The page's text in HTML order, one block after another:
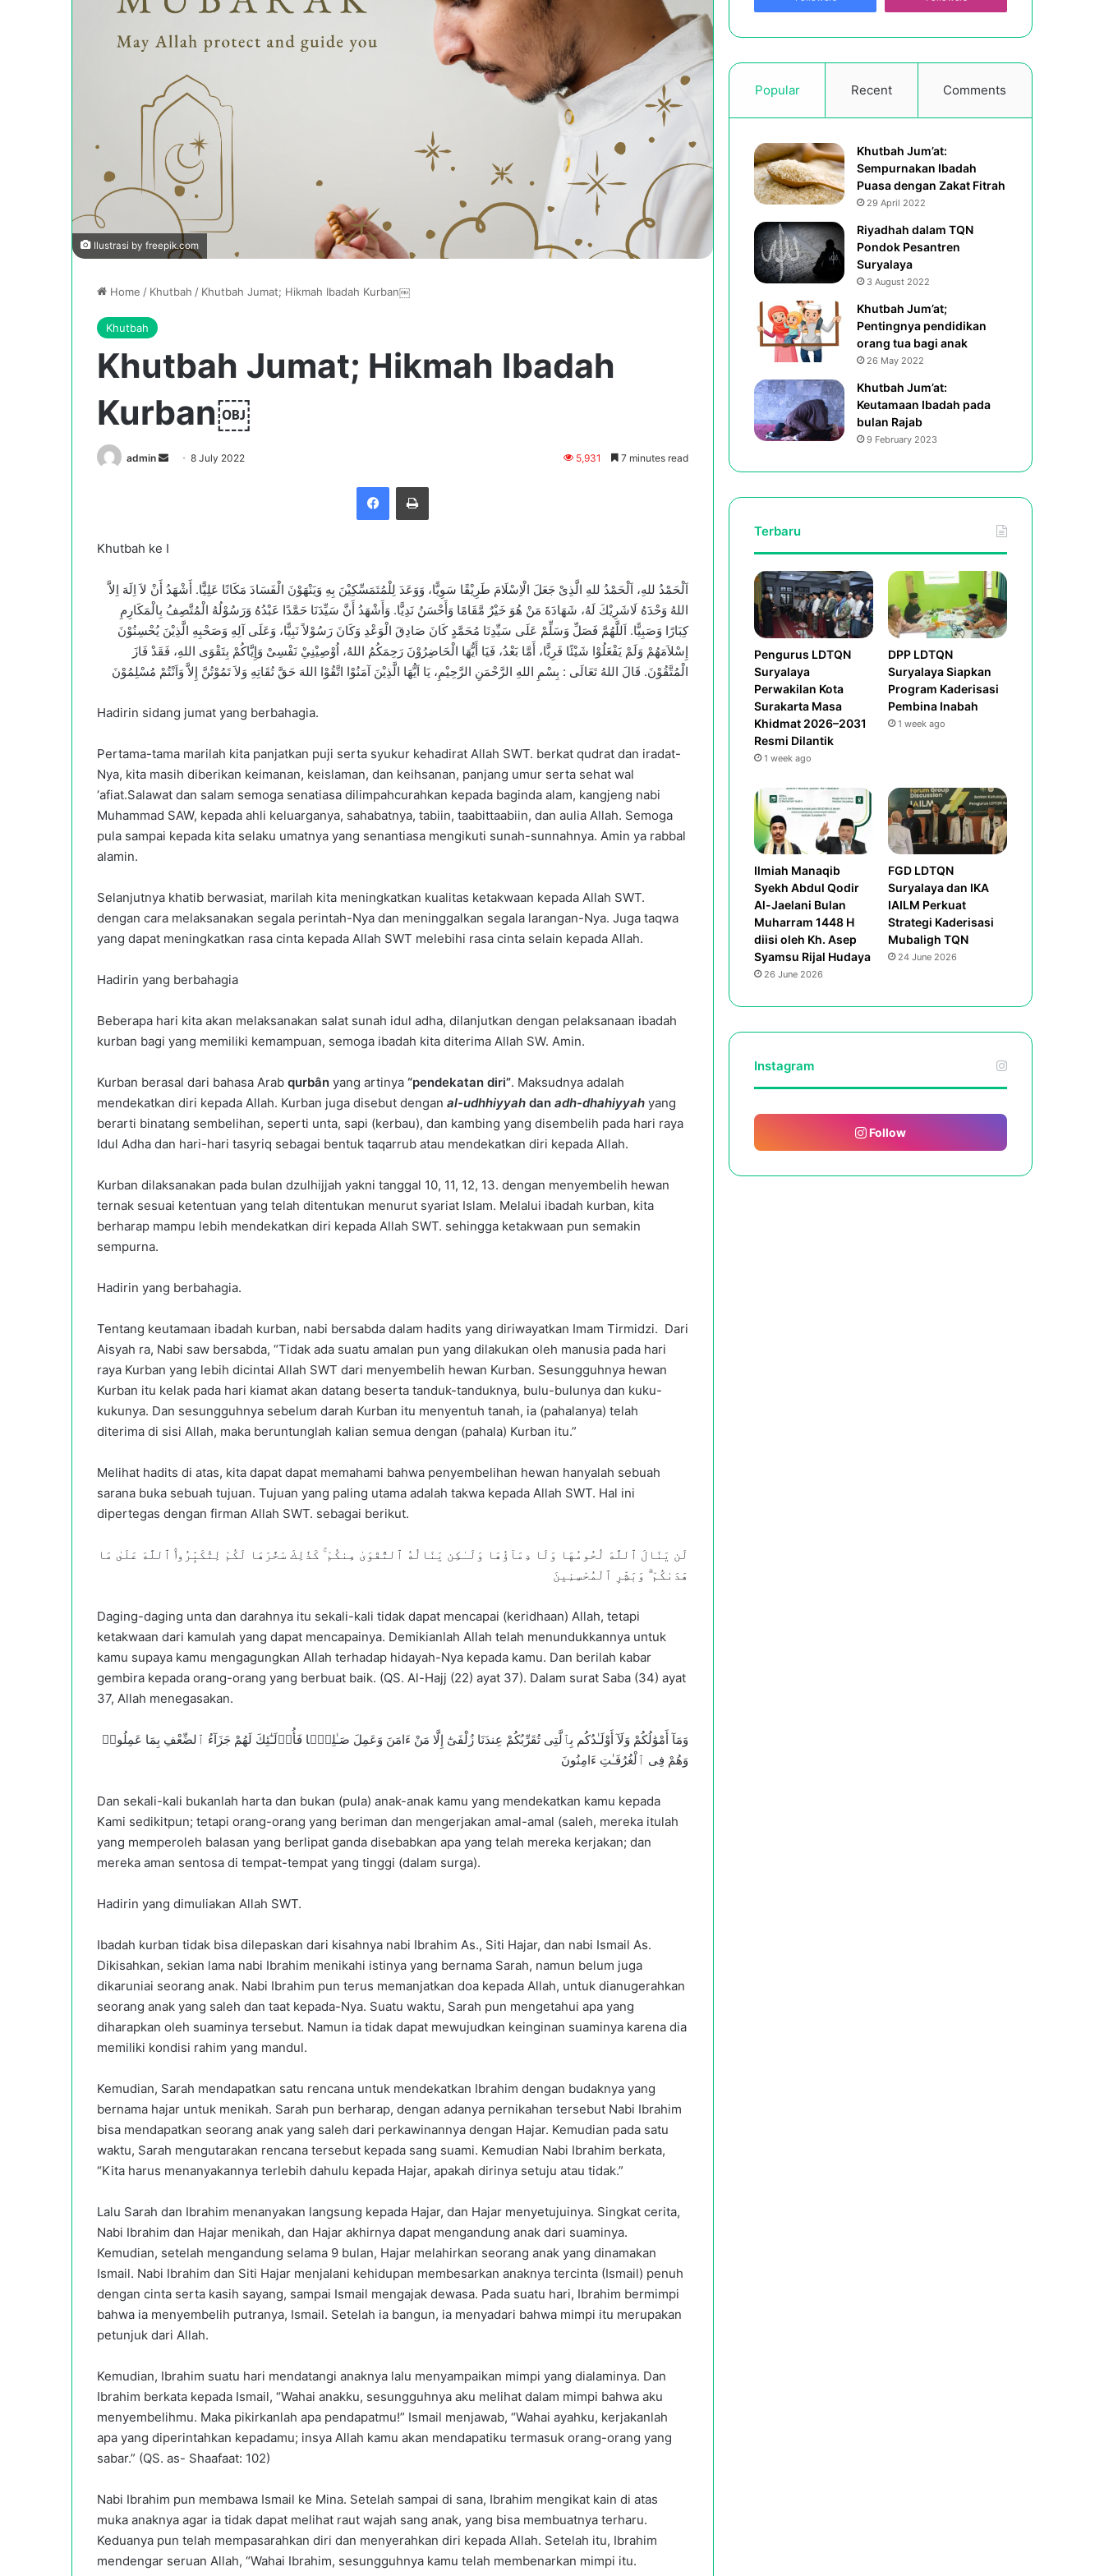
Ilustrasi by freepik.com
Home / Khutbah / Khutbah Jumat; Hikmah Ibadah Kurban￼
Khutbah
Khutbah Jumat; Hikmah Ibadah
Kurban￼
admin
Send8 July 2022 5,931 7 minutes read
FacebookPrint
Khutbah ke I
اَلْحَمْدُ للهِ، اَلْحَمْدُ للهِ الَّذِىْ جَعَلَ الْاِسْلَامَ طَرِيْقًا سَوِيًّا، وَوَعَدَ لِلْمُتَمَسِّكِيْنَ بِهِ وَيَنْهَوْنَ الْفَسَادَ مَكَانًا عَلِيًّا. أَشْهَدُ أَنْ لاَ اِلَهَ اِلاَّ
اللهُ وَحْدَهُ لَاشَرِيْكَ لَهُ، شَهَادَةَ مَنْ هُوَ خَيْرٌ مَّقَامًا وَأَحْسَنُ نَدِيًّا. وَأَشْهَدُ أَنَّ سَيِّدَنَا حَمَّدًا عَبْدُهُ وَرَسُوْلُهُ الْمُتَّصِفُ بِالْمَكَارِمِ
كِبَارًا وَصَبِيًّا. اَللَّهُمَّ فَصَلِّ وَسَلِّمْ عَلَى سَيِّدِنَا مُحَمَّدٍ كَانَ صَادِقَ الْوَعْدِ وَكَانَ رَسُوْلاً نَبِيًّا، وَعَلَى آلِهِ وَصَحْبِهِ الَّذِيْنَ يُحْسِنُوْنَ
إِسْلاَمَهُمْ وَلَمْ يَفْعَلُوْا شَيْئًا فَرِيًّا، أَمَّا بَعْدُ، فَيَا أَيُّهَا الْحَاضِرُوْنَ رَحِمَكُمُ اللهُ، اُوْصِيْنِيْ نَفْسِىْ وَإِيَّاكُمْ بِتَقْوَى اللهِ، فَقَدْ فَازَ
الْمُتَّقُوْنَ. قَالَ اللهُ تَعَالَى : بِسْمِ اللهِ الرَّحْمَنِ الرَّحِيْمِ، يَا اَيُّهَا الَّذِيْنَ آمَنُوْا اتَّقُوْا اللهَ حَقَّ تُقَاتِهِ وَلاَ تَمُوْتُنَّ إِلاَّ وَاَنْتُمْ مُسْلِمُوْنَ
Hadirin sidang jumat yang berbahagia.
Pertama-tama marilah kita panjatkan puji serta syukur kehadirat Allah SWT. berkat qudrat dan iradat-
Nya, kita masih diberikan keimanan, keislaman, dan keihsanan, panjang umur serta sehat wal
‘afiat.Salawat dan salam semoga senatiasa dilimpahcurahkan kepada baginda alam, kangjeng nabi
Muhammad SAW, kepada ahli keluarganya, sahabatnya, tabiin, taabittaabiin, dan aulia Allah. Semoga
pula sampai kepada kita selaku umatnya yang senantiasa mengikuti sunah-sunnahnya. Amin ya rabbal
alamin.
Selanjutnya khatib berwasiat, marilah kita meningkatkan kualitas ketakwaan kepada Allah SWT.
dengan cara melaksanakan segala perintah-Nya dan meninggalkan segala larangan-Nya. Juga taqwa
yang dapat meningkatkan rasa cinta kepada Allah SWT melebihi rasa cinta selain kepada Allah.
Hadirin yang berbahagia
Beberapa hari kita akan melaksanakan salat sunah idul adha, dilanjutkan dengan pelaksanaan ibadah
kurban bagi yang memiliki kemampuan, semoga ibadah kita diterima Allah SW. Amin.
Kurban berasal dari bahasa Arab qurbân yang artinya “pendekatan diri”. Maksudnya adalah
mendekatkan diri kepada Allah. Kurban juga disebut dengan al-udhhiyyah dan adh-dhahiyyah yang
berarti binatang sembelihan, seperti unta, sapi (kerbau), dan kambing yang disembelih pada hari raya
Idul Adha dan hari-hari tasyriq sebagai bentuk taqarrub atau mendekatkan diri kepada Allah.
Kurban dilaksanakan pada bulan dzulhijjah yakni tanggal 10, 11, 12, 13. dengan menyembelih hewan
ternak sesuai ketentuan yang telah ditentukan menurut syariat Islam. Melalui ibadah kurban, kita
berharap mampu lebih mendekatkan diri kepada Allah SWT. sehingga ketakwaan pun semakin
sempurna.
Hadirin yang berbahagia.
Tentang keutamaan ibadah kurban, nabi bersabda dalam hadits yang diriwayatkan Imam Tirmidzi. Dari
Aisyah ra, Nabi saw bersabda, “Tidak ada suatu amalan pun yang dilakukan oleh manusia pada hari
raya Kurban yang lebih dicintai Allah SWT dari menyembelih hewan Kurban. Sesungguhnya hewan
Kurban itu kelak pada hari kiamat akan datang beserta tanduk-tanduknya, bulu-bulunya dan kuku-
kukunya. Dan sesungguhnya sebelum darah Kurban itu menyentuh tanah, ia (pahalanya) telah
diterima di sisi Allah, maka beruntunglah kalian semua dengan (pahala) Kurban itu.”
Melihat hadits di atas, kita dapat dapat memahami bahwa penyembelihan hewan hanyalah sebuah
sarana buka sebuah tujuan. Tujuan yang paling utama adalah takwa kepada Allah SWT. Hal ini
dipertegas dengan firman Allah SWT. sebagai berikut.
لَن يَنَالَ ٱللَّهَ لُحُومُهَا وَلَا دِمَآؤُهَا وَلَـٰكِن يَنَالُهُ ٱلتَّقْوَىٰ مِنكُمْ ۚ كَذَٰلِكَ سَخَّرَهَا لَكُمْ لِتُكَبِّرُوا۟ ٱللَّهَ عَلَىٰ مَا
هَدَىٰكُمْ ۗ وَبَشِّرِ ٱلْمُحْسِنِينَ
Daging-daging unta dan darahnya itu sekali-kali tidak dapat mencapai (keridhaan) Allah, tetapi
ketakwaan dari kamulah yang dapat mencapainya. Demikianlah Allah telah menundukkannya untuk
kamu supaya kamu mengagungkan Allah terhadap hidayah-Nya kepada kamu. Dan berilah kabar
gembira kepada orang-orang yang berbuat baik. (QS. Al-Hajj (22) ayat 37). Dalam surat Saba (34) ayat
37, Allah menegasakan.
وَمَآ أَمْوَٰلُكُمْ وَلَآ أَوْلَـٰدُكُم بِٱلَّتِى تُقَرِّبُكُمْ عِندَنَا زُلْفَىٰٓ إِلَّا مَنْ ءَامَنَ وَعَمِلَ صَـٰلِحًۭا فَأُو۟لَـٰٓئِكَ لَهُمْ جَزَآءُ ٱلضِّعْفِ بِمَا عَمِلُوا۟
وَهُمْ فِى ٱلْغُرُفَـٰتِ ءَامِنُونَ
Dan sekali-kali bukanlah harta dan bukan (pula) anak-anak kamu yang mendekatkan kamu kepada
Kami sedikitpun; tetapi orang-orang yang beriman dan mengerjakan amal-amal (saleh, mereka itulah
yang memperoleh balasan yang berlipat ganda disebabkan apa yang telah mereka kerjakan; dan
mereka aman sentosa di tempat-tempat yang tinggi (dalam surga).
Hadirin yang dimuliakan Allah SWT.
Ibadah kurban tidak bisa dilepaskan dari kisahnya nabi Ibrahim As., Siti Hajar, dan nabi Ismail As.
Dikisahkan, sekian lama nabi Ibrahim menikahi istinya yang bernama Sarah, namun belum juga
dikaruniai seorang anak. Nabi Ibrahim pun terus memanjatkan doa kepada Allah, untuk dianugerahkan
seorang anak yang saleh dan taat kepada-Nya. Suatu waktu, Sarah pun mengetahui apa yang
diharapkan oleh suaminya tersebut. Namun ia tidak dapat mewujudkan keinginan suaminya karena dia
memiliki kondisi rahim yang mandul.
Kemudian, Sarah mendapatkan satu rencana untuk mendekatkan Ibrahim dengan budaknya yang
bernama hajar untuk menikah. Sarah pun berharap, dengan adanya pernikahan tersebut Nabi Ibrahim
bisa mendapatkan seorang anak yang saleh dari perkawinannya dengan Hajar. Kemudian pada satu
waktu, Sarah mengutarakan rencana tersebut kepada sang suami. Kemudian Nabi Ibrahim berkata,
“Kita harus menanyakannya terlebih dahulu kepada Hajar, apakah dirinya setuju atau tidak.”
Lalu Sarah dan Ibrahim menanyakan langsung kepada Hajar, dan Hajar menyetujuinya. Singkat cerita,
Nabi Ibrahim dan Hajar menikah, dan Hajar akhirnya dapat mengandung anak dari suaminya.
Kemudian, setelah mengandung selama 9 bulan, Hajar melahirkan seorang anak yang dinamakan
Ismail. Nabi Ibrahim dan Siti Hajar menjalani kehidupan membesarkan anaknya tercinta (Ismail) penuh
dengan cinta serta kasih sayang, sampai Ismail mengajak dewasa. Pada suatu hari, Ibrahim bermimpi
bahwa ia menyembelih putranya, Ismail. Setelah ia bangun, ia menyadari bahwa mimpi itu merupakan
petunjuk dari Allah.
Kemudian, Ibrahim suatu hari mendatangi anaknya lalu menyampaikan mimpi yang dialaminya. Dan
Ibrahim berkata kepada Ismail, “Wahai anakku, sesungguhnya aku melihat dalam mimpi bahwa aku
menyembelihmu. Maka pikirkanlah apa pendapatmu!” Ismail menjawab, “Wahai ayahku, kerjakanlah
apa yang diperintahkan kepadamu; insya Allah kamu akan mendapatiku termasuk orang-orang yang
sabar.” (QS. as- Shaafaat: 102)
Nabi Ibrahim pun membawa Ismail ke Mina. Setelah sampai di sana, Ibrahim mengikat kain di atas
muka anaknya agar ia tidak dapat melihat raut wajah sang anak, yang bisa membuatnya terharu.
Keduanya pun telah mempasarahkan diri dan menyerahkan diri kepada Allah. Setelah itu, Ibrahim
mendengar seruan Allah, “Wahai Ibrahim, sesungguhnya kamu telah membenarkan mimpi itu.
Popular Recent Comments
Khutbah Jum’at:
Sempurnakan Ibadah
Puasa dengan Zakat Fitrah
29 April 2022
Riyadhah dalam TQN
Pondok Pesantren
Suryalaya
3 August 2022
Khutbah Jum’at;
Pentingnya pendidikan
orang tua bagi anak
26 May 2022
Khutbah Jum’at:
Keutamaan Ibadah pada
bulan Rajab
9 February 2023
Terbaru
Pengurus LDTQN
Suryalaya
Perwakilan Kota
Surakarta Masa
Khidmat 2026–2031
Resmi Dilantik
1 week ago
DPP LDTQN
Suryalaya Siapkan
Program Kaderisasi
Pembina Inabah
1 week ago
Ilmiah Manaqib
Syekh Abdul Qodir
Al-Jaelani Bulan
Muharram 1448 H
diisi oleh Kh. Asep
Syamsu Rijal Hudaya
26 June 2026
FGD LDTQN
Suryalaya dan IKA
IAILM Perkuat
Strategi Kaderisasi
Mubaligh TQN
24 June 2026
Instagram
Follow